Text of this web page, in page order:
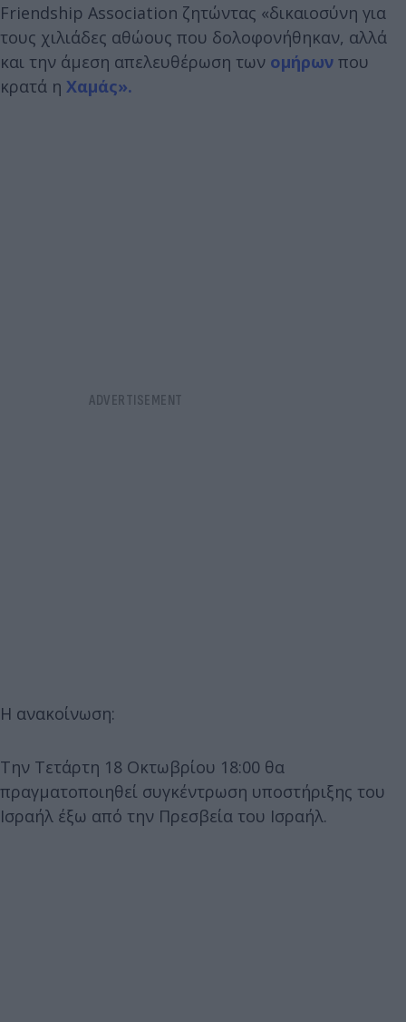
Friendship Association ζητώντας «δικαιοσύνη για
τους χιλιάδες αθώους που δολοφονήθηκαν, αλλά
και την άμεση απελευθέρωση των ομήρων που
κρατά η Χαμάς».
Η ανακοίνωση:
Την Τετάρτη 18 Οκτωβρίου 18:00 θα
πραγματοποιηθεί συγκέντρωση υποστήριξης του
Ισραήλ έξω από την Πρεσβεία του Ισραήλ.